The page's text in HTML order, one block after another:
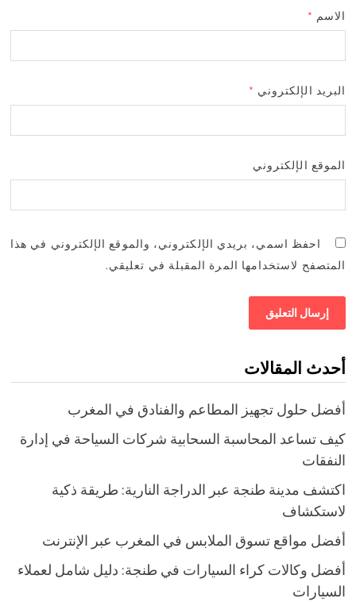
الاسم *
البريد الإلكتروني *
الموقع الإلكتروني
احفظ اسمي، بريدي الإلكتروني، والموقع الإلكتروني في هذا
المتصفح لاستخدامها المرة المقبلة في تعليقي.
أحدث المقالات
أفضل حلول تجهيز المطاعم والفنادق في المغرب
كيف تساعد المحاسبة السحابية شركات السياحة في إدارة
النفقات
اكتشف مدينة طنجة عبر الدراجة النارية: طريقة ذكية
لاستكشاف
أفضل مواقع تسوق الملابس في المغرب عبر الإنترنت
أفضل وكالات كراء السيارات في طنجة: دليل شامل لعملاء
السيارات